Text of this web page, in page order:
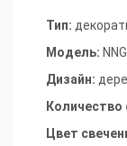
Тип:
Модель:
Дизайн:
Цвет